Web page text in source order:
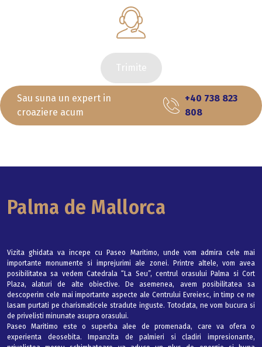
Trimite
Sau suna un expert in
croaziere acum
+40 738 823
808
Palma de Mallorca
Vizita ghidata va incepe cu Paseo Maritimo, unde vom admira cele mai
importante monumente si imprejurimi ale zonei. Printre altele, vom avea
posibilitatea sa vedem Catedrala “La Seu”, centrul orasului Palma si Cort
Plaza, alaturi de alte obiective. De asemenea, avem posibilitatea sa
descoperim cele mai importante aspecte ale Centrului Evreiesc, in timp ce ne
lasam purtati pe charismaticele stradute inguste. Totodata, ne vom bucura si
de privelisti minunate asupra orasului.
Paseo Maritimo este o superba alee de promenada, care va ofera o
experienta deosebita. Impanzita de palmieri si cladiri impresionante,